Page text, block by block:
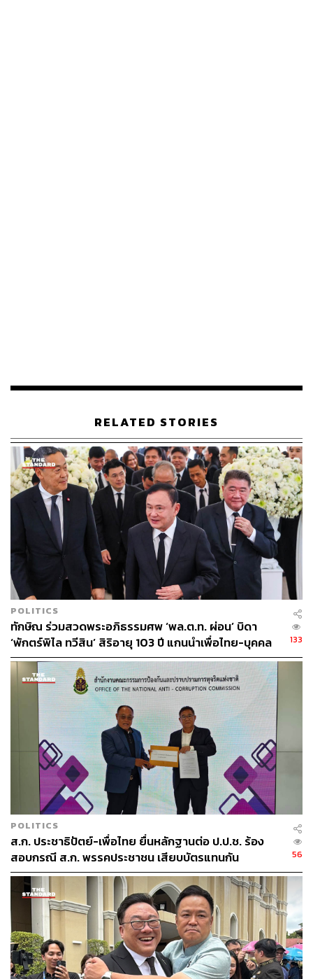
“ท่านอดีต ผอ. เขตหลักสี่ ท่านก่อนยังเคยพูดขอบคุณผมหลาย
ครั้งที่ช่วยกันดูแลบริการประชาชน เพราะหน่วยงานทางภาค
รัฐไม่สามารถให้บริการบางเรื่องได้อย่างทั่วถึง และท่าน ผอ.
ท่านปัจจุบันที่เป็นผู้ลงนามคำสั่งฯ ก็ได้ย้ายมาอยู่ที่เขตหลักสี่
ได้ระยะหนึ่งแล้ว ท่านก็เห็นกิจกรรมที่ผมและทีมงานทำมา
ตลอดเกือบทุกวัน ท่านก็ไม่เคยพูดประเด็นเรื่องนี้กับผมเลย ผม
จึงรู้สึกแปลกใจที่ได้เห็นหนังสือฉบับนี้และมีคำถามถึงท่าน
หรือผู้ที่สั่งท่านมา”
พร้อมกันนี้ สุรชาติยังได้ตั้งคำถามด้วยว่า ทำไมถึงเพิ่งมา
บังคับปฏิบัติเอาตอนนี้ทั้งที่คำสั่งนี้ถูกประกาศออกมาหลายปี
แล้ว และที่ผ่านมาตนและทีมงานก็ทำงานในพื้นที่แบบเปิดเผย
และคำสั่งนี้ถือเป็นการเลือกปฏิบัติเฉพาะเขตหลักสี่หรือไม่
เพราะเท่าที่ทราบยังไม่มีคำสั่งลักษณะดังกล่าวในพื้นที่อื่นเลย
ขณะที่ ‘พลภูมิ วิภัติภูมิประเทศ’ อดีต ส.ส. กทม. พรรคเพื่อ
ไทย แสดงความคิดเห็นต่อเรื่องนี้ด้วยว่า หนังสือดังกล่าว
สะท้อนวิธีคิดและการทำงานของผู้บริหารกรุงเทพฯว่ามีจิตใจ
คับแคบ ที่ผ่านมาเรื่องเหล่านี้เป็นปัญหามาโดยตลอด เห็นได้
จากการระบาดของโรคพิษสุนัขบ้า พวกตนเป็นนักการเมืองก็
ต้องดูแลประชาชน ที่ผ่านมาตนทำกิจกรรมเหล่านี้ด้วยงบ
ประมาณของตัวเอง ถือเป็นการแบ่งเบาภาระของรัฐบาล แก้
RELATED STORIES
POLITICS
ทักษิณ ร่วมสวดพระอภิธรรมศพ ‘พล.ต.ท. ผ่อน’ บิดา
‘พักตร์พิไล ทวีสิน’ สิริอายุ 103 ปี แกนนำเพื่อไทย-บุคคล
หลากวงการร่วมอาลัย
133
POLITICS
ส.ก. ประชาธิปัตย์-เพื่อไทย ยื่นหลักฐานต่อ ป.ป.ช. ร้อง
สอบกรณี ส.ก. พรรคประชาชน เสียบบัตรแทนกัน
56